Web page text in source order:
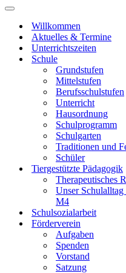
Navigationsmenü
Willkommen
Aktuelles & Termine
Unterrichtszeiten
Schule
Grundstufen
Mittelstufen
Berufsschulstufen
Unterricht
Hausordnung
Schulprogramm
Schulgarten
Traditionen und
Schüler
Tiergestützte Pädagogik
Therapeutisches
Unser
M4
Schulsozialarbeit
Förderverein
Aufgaben
Spenden
Vorstand
Satzung